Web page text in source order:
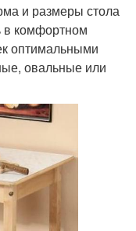
и размеры стола
в комфортном
оптимальными
овальные или